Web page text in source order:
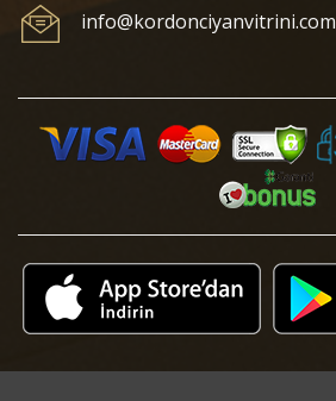
info@kordonciyanvitrini.com